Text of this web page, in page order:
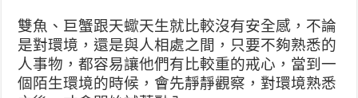
雙魚、巨蟹跟天蠍天生就比較沒有安全感，不論
是對環境，還是與人相處之間，只要不夠熟悉的
人事物，都容易讓他們有比較重的戒心，當到一
個陌生環境的時候，會先靜靜觀察，對環境熟悉